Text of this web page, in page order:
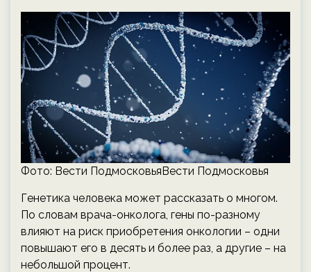
Фото: Вести ПодмосковьяВести Подмосковья
Генетика человека может рассказать о многом.
По словам врача-онколога, гены по-разному
влияют на риск приобретения онкологии – одни
повышают его в десять и более раз, а другие – на
небольшой процент.